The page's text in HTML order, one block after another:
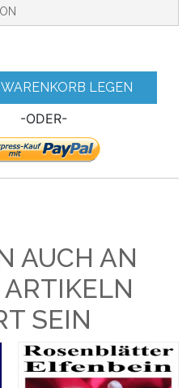
LEGEN
-ODER-
AUCH AN
SEIN